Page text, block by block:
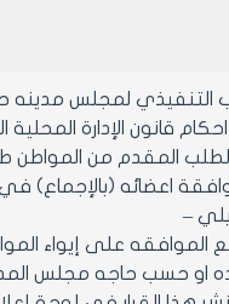
التنفيذي لمجلس مدينه
الإدارة المحلية الصادر بالمرسوم
المقدم من المواطن
اعضائه (بالإجماع) في جلسته رقم /
–
او حسب حاجه مجلس